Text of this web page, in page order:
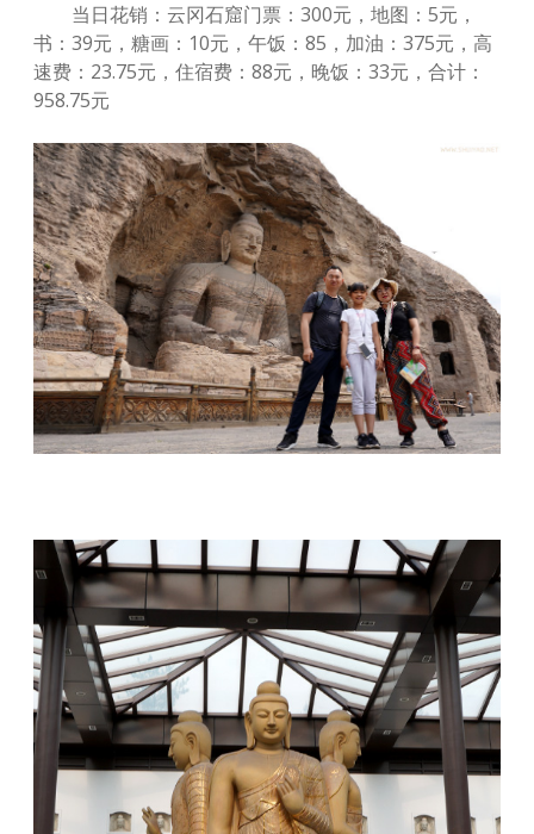
当日花销：云冈石窟门票：300元，地图：5元，
书：39元，糖画：10元，午饭：85，加油：375元，高
速费：23.75元，住宿费：88元，晚饭：33元，合计：
958.75元